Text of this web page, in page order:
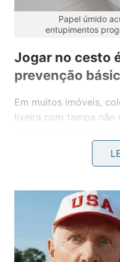
Papel úmido
entupimentos
Jogar no cesto
prevenção
Em muitos imóveis,
lixeira com tampa não
prática reduz carga
acúmulo no vaso
antigos, casas com
ligados a fossa séptica.